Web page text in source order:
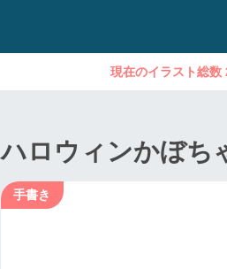
現在のイラスト総数
ハロウィンかぼち